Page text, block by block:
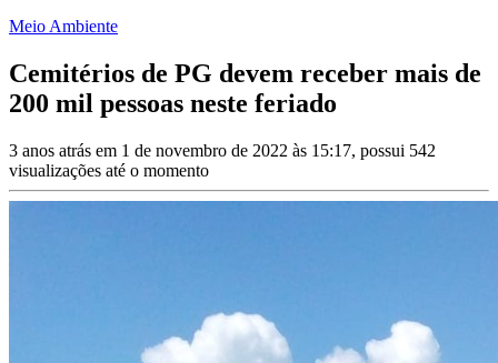
Meio Ambiente
Cemitérios de PG devem receber mais de
200 mil pessoas neste feriado
3 anos atrás em 1 de novembro de 2022 às 15:17, possui 542
visualizações até o momento